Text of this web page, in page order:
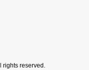
rights reserved.